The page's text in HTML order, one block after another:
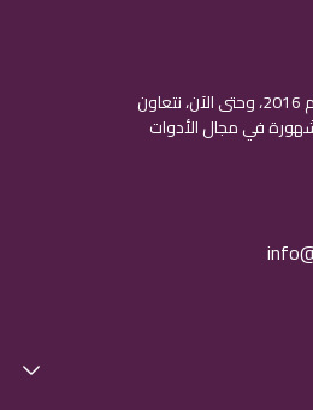
تأسست myhome في البداية عام 2016، وحتى الآن، نتعاون
مشهورة في مجال الأدوات